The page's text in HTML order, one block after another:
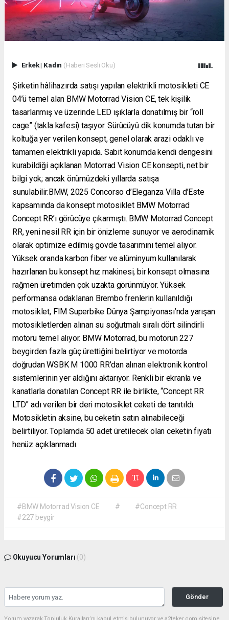
Erkek| Kadın (Haberi Sesli Oku)
Şirketin hâlihazırda satışı yapılan elektrikli motosikleti CE
04’ü temel alan BMW Motorrad Vision CE, tek kişilik
tasarlanmış ve üzerinde LED ışıklarla donatılmış bir “roll
cage” (takla kafesi) taşıyor. Sürücüyü dik konumda tutan bir
koltuğa yer verilen konsept, genel olarak arazi odaklı ve
tamamen elektrikli yapıda. Sabit konumda kendi dengesini
kurabildiği açıklanan Motorrad Vision CE konsepti, net bir
bilgi yok; ancak önümüzdeki yıllarda satışa
sunulabilir.BMW, 2025 Concorso d’Eleganza Villa d’Este
kapsamında da konsept motosiklet BMW Motorrad
Concept RR’ı görücüye çıkarmıştı. BMW Motorrad Concept
RR, yeni nesil RR için bir önizleme sunuyor ve aerodinamik
olarak optimize edilmiş gövde tasarımını temel alıyor.
Yüksek oranda karbon fiber ve alüminyum kullanılarak
hazırlanan bu konsept hız makinesi, bir konsept olmasına
rağmen üretimden çok uzakta görünmüyor. Yüksek
performansa odaklanan Brembo frenlerin kullanıldığı
motosiklet, FIM Superbike Dünya Şampiyonası’nda yarışan
motosikletlerden alınan su soğutmalı sıralı dört silindirli
motoru temel alıyor. BMW Motorrad, bu motorun 227
beygirden fazla güç ürettiğini belirtiyor ve motorda
doğrudan WSBK M 1000 RR’dan alınan elektronik kontrol
sistemlerinin yer aldığını aktarıyor. Renkli bir ekranla ve
kanatlarla donatılan Concept RR ile birlikte, “Concept RR
LTD” adı verilen bir deri motosiklet ceketi de tanıtıldı.
Motosikletin aksine, bu ceketin satın alınabileceği
belirtiliyor. Toplamda 50 adet üretilecek olan ceketin fiyatı
henüz açıklanmadı.
#BMW Motorrad Vision CE #
#Concept RR
#227 beygir
Okuyucu Yorumları (0)
Gönder